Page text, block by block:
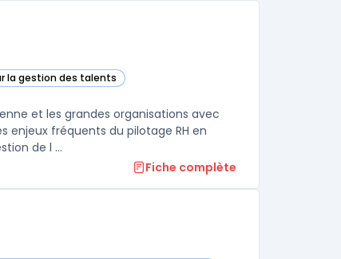
la gestion des talents
et les grandes organisations avec
fréquents du pilotage RH en
de l ...
Fiche complète